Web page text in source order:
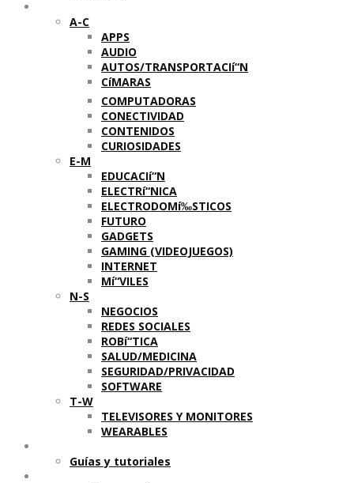
A-C
APPS
AUDIO
AUTOS/TRANSPORTACIí“N
CíMARAS
COMPUTADORAS
CONECTIVIDAD
CONTENIDOS
CURIOSIDADES
E-M
EDUCACIí“N
ELECTRí“NICA
ELECTRODOMí‰STICOS
FUTURO
GADGETS
GAMING (VIDEOJUEGOS)
INTERNET
Mí“VILES
N-S
NEGOCIOS
REDES SOCIALES
ROBí“TICA
SALUD/MEDICINA
SEGURIDAD/PRIVACIDAD
SOFTWARE
T-W
TELEVISORES Y MONITORES
WEARABLES
Guí­as y tutoriales